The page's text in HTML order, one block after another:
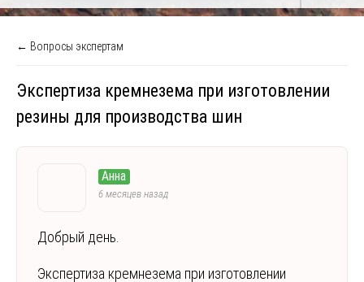
← Вопросы экспертам
Экспертиза кремнезема при изготовлении
резины для производства шин
Анна
6 месяцев назад
Добрый день.
Экспертиза кремнезема при изготовлении